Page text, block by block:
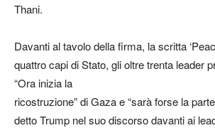
Thani.
Davanti al tavolo della firma, la scritta
quattro capi di Stato, gli oltre trenta leader
“Ora inizia la
ricostruzione” di Gaza e “sarà forse la
detto Trump nel suo discorso davanti ai